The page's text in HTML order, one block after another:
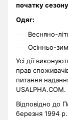
початку
Одяг:
Весняно-
Осінньо-
Усі дії
прав
питання
USALPHA.COM.
Відповідно до
березня 1994